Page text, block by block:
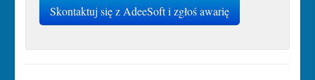
Skontaktuj się z AdeeSoft i zgłoś awarię